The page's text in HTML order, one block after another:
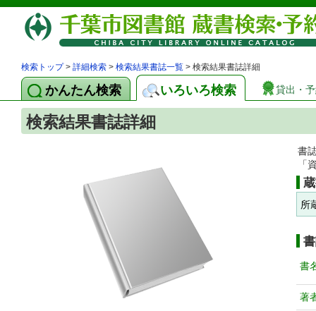
検索トップ> 詳細検索 > 検索結果書誌一覧 > 検索結果書誌詳細
かんたん検索 いろいろ検索 貸出・
検索結果書誌詳細
書
「
所
書
著